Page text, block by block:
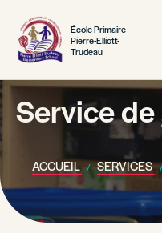
École Primaire
Pierre-Elliott-
Trudeau
Service
ACCUEIL SERVICES